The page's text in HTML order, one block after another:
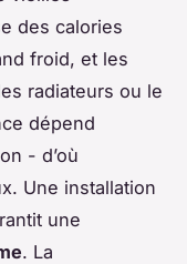
des calories
froid, et les
radiateurs ou le
dépend
- d’où
Une installation
une
. La